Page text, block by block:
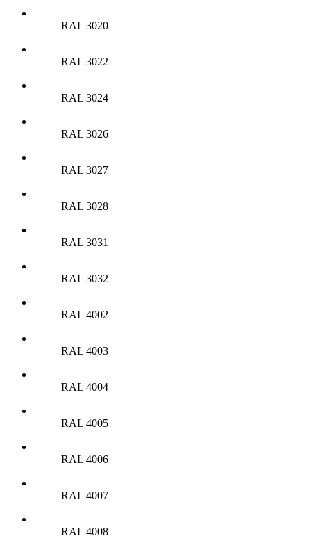
RAL 3020
RAL 3022
RAL 3024
RAL 3026
RAL 3027
RAL 3028
RAL 3031
RAL 3032
RAL 4002
RAL 4003
RAL 4004
RAL 4005
RAL 4006
RAL 4007
RAL 4008